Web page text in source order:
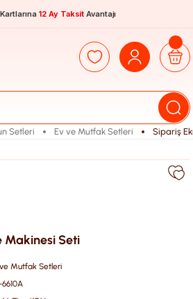
12 Ay Taksit Avantajı
Setleri Ev ve Mutfak Setleri Sipariş
Makinesi Seti
Mutfak Setleri